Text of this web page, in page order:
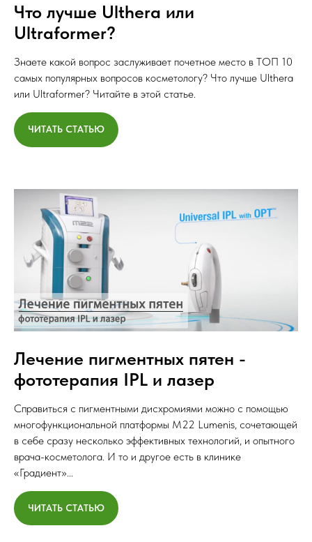
Что лучше Ulthera или
Ultraformer?
Знаете какой вопрос заслуживает почетное место в ТОП 10
самых популярных вопросов косметологу? Что лучше Ulthera
или Ultraformer? Читайте в этой статье.
ЧИТАТЬ СТАТЬЮ
Лечение пигментных пятен -
фототерапия IPL и лазер
Справиться с пигментными дисхромиями можно с помощью
многофункциональной платформы M22 Lumenis, сочетающей
в себе сразу несколько эффективных технологий, и опытного
врача-косметолога. И то и другое есть в клинике
«Градиент»...
ЧИТАТЬ СТАТЬЮ